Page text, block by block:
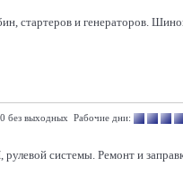
стартеров и генераторов.
без выходных Рабочие дни:
системы. Ремонт и